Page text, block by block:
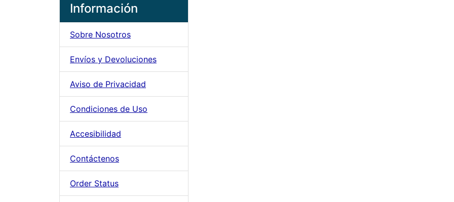
Información
Sobre Nosotros
Envíos y Devoluciones
Aviso de Privacidad
Condiciones de Uso
Accesibilidad
Contáctenos
Order Status